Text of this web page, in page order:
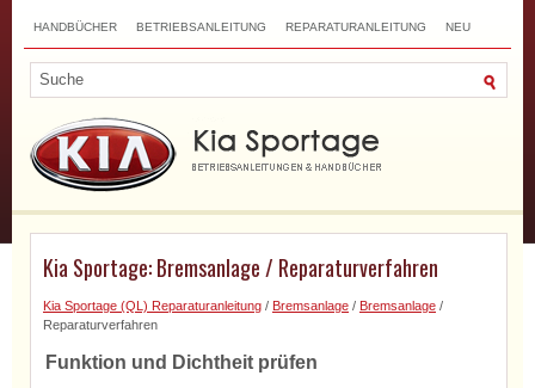
HANDBÜCHER BETRIEBSANLEITUNG REPARATURANLEITUNG NEU
Kia Sportage: Bremsanlage / Reparaturverfahren
Kia Sportage (QL) Reparaturanleitung / Bremsanlage / Bremsanlage /
Reparaturverfahren
Funktion und Dichtheit prüfen